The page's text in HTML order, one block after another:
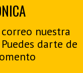
nuestra
darte de